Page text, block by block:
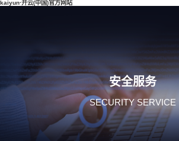
kaiyun·开云(中国)官方网站
安全服务
SECURITY SERVICE